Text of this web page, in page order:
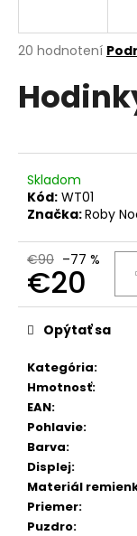
Priemerné
produktu
je
5
hviezdičiek.
20 hodnotení
Skladom
Kód: WT01
Značka:Roby
€90 –77 %
€20
Jednotková
cena:
Kategória:
Hmotnosť:
EAN:
Pohlavie:
Barva:
Displej:
Materiál
Priemer:
Puzdro:
Opýtať sa
j
ť
?
O
d
p
ú
č
a
m
e